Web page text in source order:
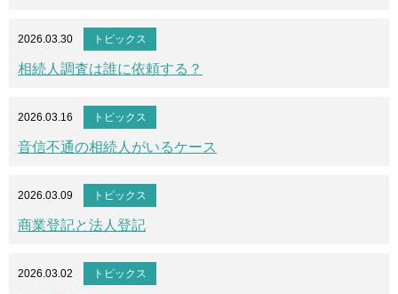
2026.03.30 トピックス
相続人調査は誰に依頼する？
2026.03.16 トピックス
音信不通の相続人がいるケース
2026.03.09 トピックス
商業登記と法人登記
2026.03.02 トピックス